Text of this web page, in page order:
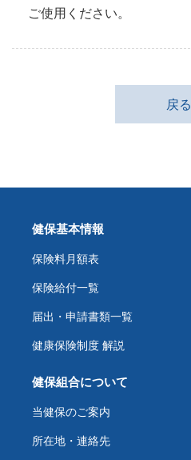
ご使用ください。
戻る
健保基本情報
保険料月額表
保険給付一覧
届出・申請書類一覧
健康保険制度 解説
健保組合について
当健保のご案内
所在地・連絡先